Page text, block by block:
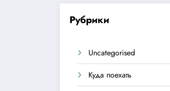
Рубрики
Uncategorised
Куда поехать